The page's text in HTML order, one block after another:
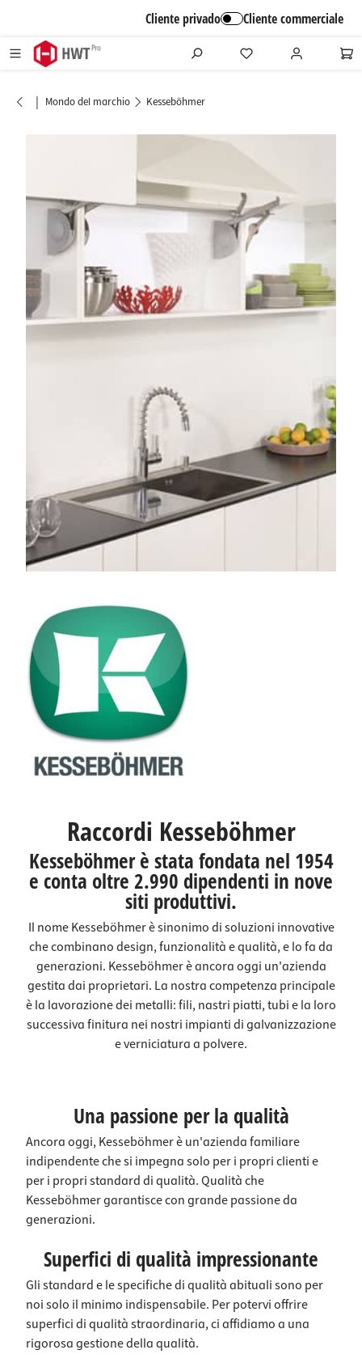
Cliente privado Cliente commerciale
| Mondo del marchio Kesseböhmer
Raccordi Kesseböhmer
Kesseböhmer è stata fondata nel 1954
e conta oltre 2.990 dipendenti in nove
siti produttivi.
Il nome Kesseböhmer è sinonimo di soluzioni innovative
che combinano design, funzionalità e qualità, e lo fa da
generazioni. Kesseböhmer è ancora oggi un'azienda
gestita dai proprietari. La nostra competenza principale
è la lavorazione dei metalli: fili, nastri piatti, tubi e la loro
successiva finitura nei nostri impianti di galvanizzazione
e verniciatura a polvere.
Una passione per la qualità
Ancora oggi, Kesseböhmer è un'azienda familiare
indipendente che si impegna solo per i propri clienti e
per i propri standard di qualità. Qualità che
Kesseböhmer garantisce con grande passione da
generazioni.
Superfici di qualità impressionante
Gli standard e le specifiche di qualità abituali sono per
noi solo il minimo indispensabile. Per potervi offrire
superfici di qualità straordinaria, ci affidiamo a una
rigorosa gestione della qualità.